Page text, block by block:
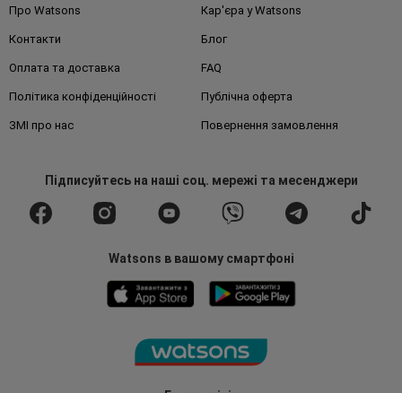
Про Watsons Кар'єра у Watsons
Контакти Блог
Оплата та доставка FAQ
Політика конфіденційності Публічна оферта
ЗМІ про нас Повернення замовлення
Підписуйтесьна наші соц. мережі та месенджери
Watsons в вашому смартфоні